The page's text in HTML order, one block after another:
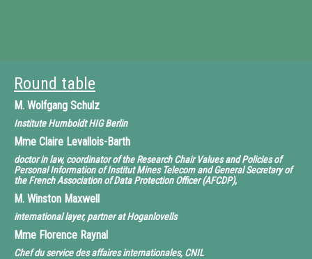
Round table
M. Wolfgang Schulz
Institute Humboldt HIG Berlin
Mme Claire Levallois-Barth
doctor in law, coordinator of the Research Chair Values and Policies of
Personal Information of Institut Mines Telecom and General Secretary of
the French Association of Data Protection Officer (AFCDP),
M. Winston Maxwell
international layer, partner at Hoganlovells
Mme Florence Raynal
Chef du service des affaires internationales, CNIL